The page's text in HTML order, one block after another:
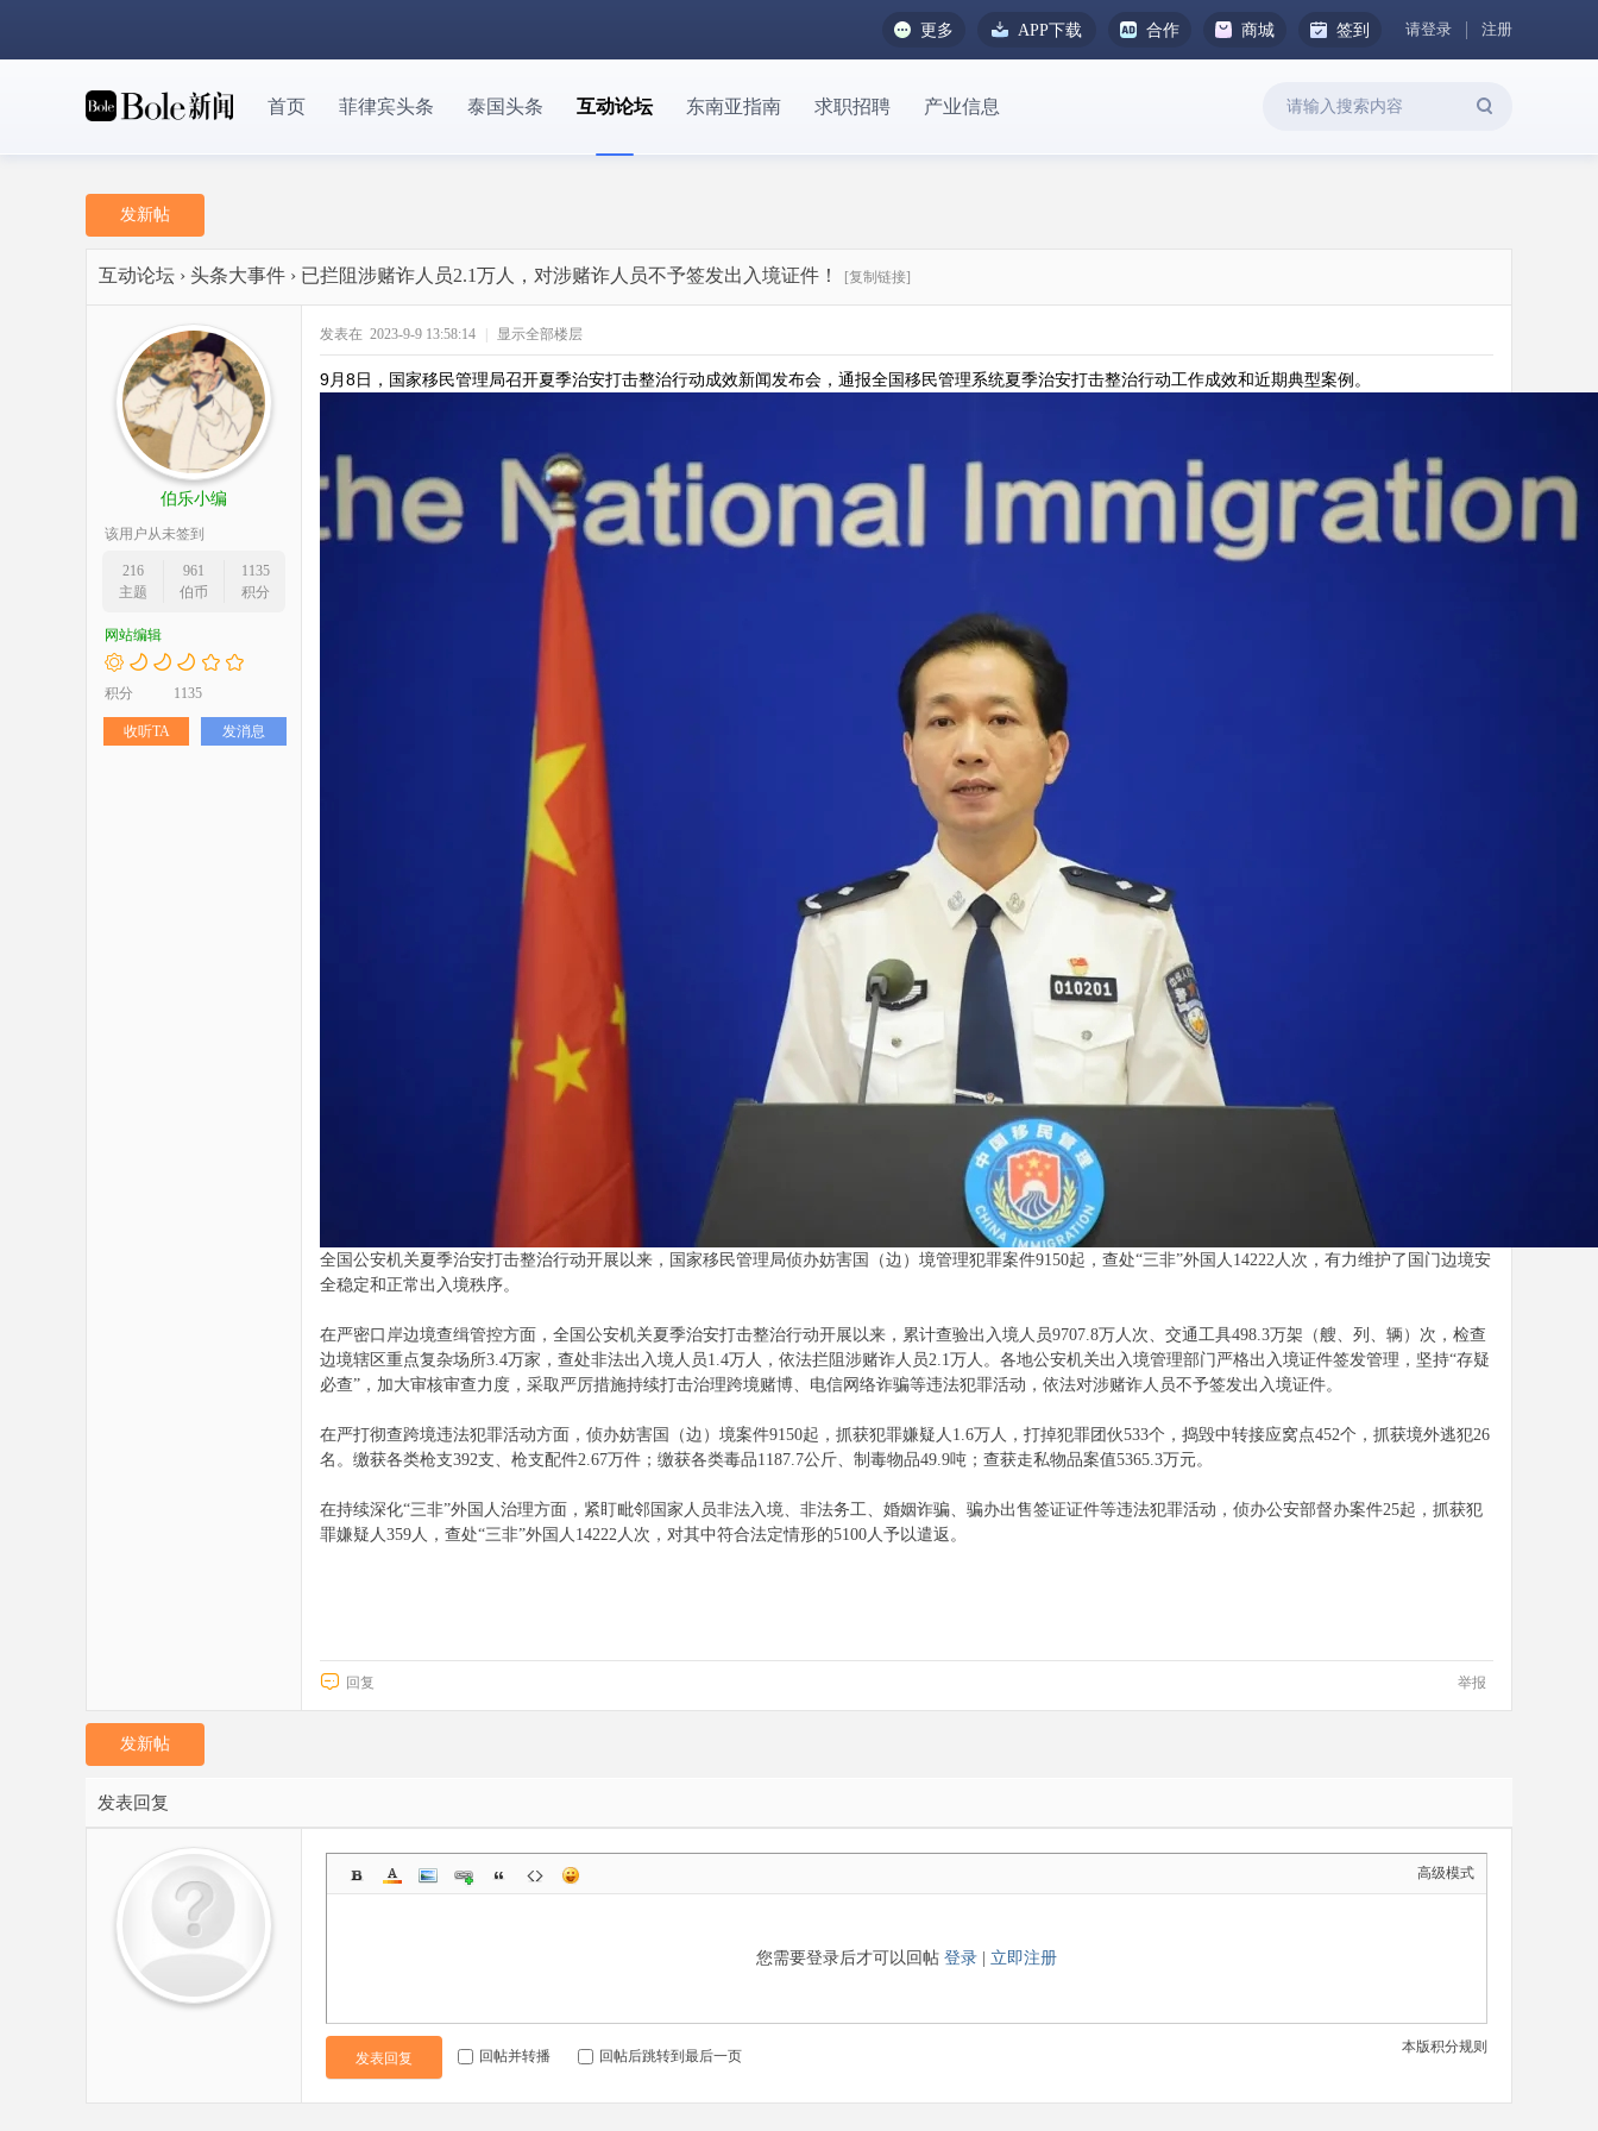
更多 APP下载 合作 商城 签到 请登录 注册
首页 菲律宾头条 泰国头条 互动论坛 东南亚指南 求职招聘 产业信息
发新帖
互动论坛 › 头条大事件 › 已拦阻涉赌诈人员2.1万人，对涉赌诈人员不予签发出入境证件！ [复制链接]
伯乐小编
该用户从未签到
216
主题
961
伯币
1135
积分
网站编辑
积分 1135
收听TA 发消息
发表在 2023-9-9 13:58:14 显示全部楼层
9月8日，国家移民管理局召开夏季治安打击整治行动成效新闻发布会，通报全国移民管理系统夏季治安打击整治行动工作成效和近期典型案例。
全国公安机关夏季治安打击整治行动开展以来，国家移民管理局侦办妨害国（边）境管理犯罪案件9150起，查处“三非”外国人14222人次，有力维护了国门边境安
全稳定和正常出入境秩序。
在严密口岸边境查缉管控方面，全国公安机关夏季治安打击整治行动开展以来，累计查验出入境人员9707.8万人次、交通工具498.3万架（艘、列、辆）次，检查
边境辖区重点复杂场所3.4万家，查处非法出入境人员1.4万人，依法拦阻涉赌诈人员2.1万人。各地公安机关出入境管理部门严格出入境证件签发管理，坚持“存疑
必查”，加大审核审查力度，采取严厉措施持续打击治理跨境赌博、电信网络诈骗等违法犯罪活动，依法对涉赌诈人员不予签发出入境证件。
在严打彻查跨境违法犯罪活动方面，侦办妨害国（边）境案件9150起，抓获犯罪嫌疑人1.6万人，打掉犯罪团伙533个，捣毁中转接应窝点452个，抓获境外逃犯26
名。缴获各类枪支392支、枪支配件2.67万件；缴获各类毒品1187.7公斤、制毒物品49.9吨；查获走私物品案值5365.3万元。
在持续深化“三非”外国人治理方面，紧盯毗邻国家人员非法入境、非法务工、婚姻诈骗、骗办出售签证证件等违法犯罪活动，侦办公安部督办案件25起，抓获犯
罪嫌疑人359人，查处“三非”外国人14222人次，对其中符合法定情形的5100人予以遣返。
回复 举报
发新帖
发表回复
高级模式
您需要登录后才可以回帖 登录 立即注册
本版积分规则
发表回复 回帖并转播 回帖后跳转到最后一页